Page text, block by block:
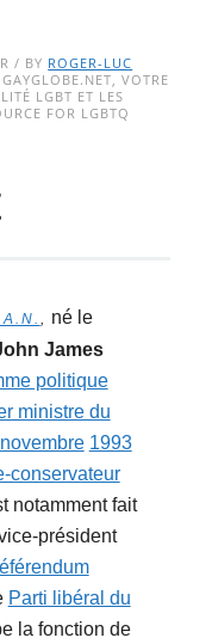
/ BY ROGER-LUC
VOTRE
LGBT ET LES
FOR LGBTQ
, né le
James
politique
ministre du
novembre 1993
conservateur
notamment fait
président
Parti libéral du
la fonction de